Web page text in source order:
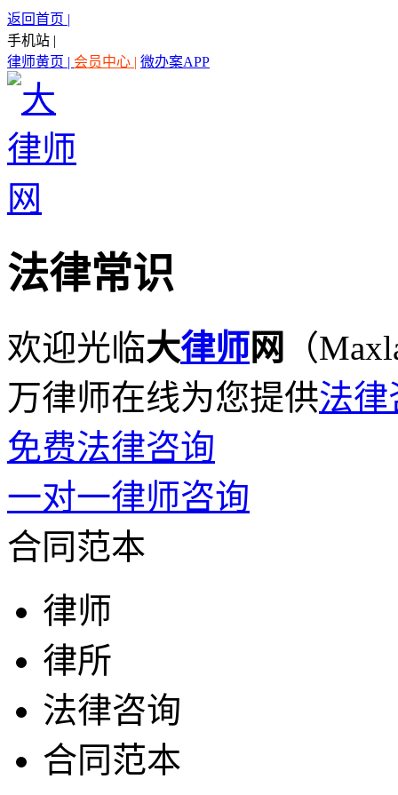
返回首页 |
手机站 |
律师黄页 | 会员中心 | 微办案APP
法律常识
欢迎光临大律师网
（
万律师在线为您提供法律
免费法律咨询
一对一律师咨询
合同范本
律师
律所
法律咨询
合同范本